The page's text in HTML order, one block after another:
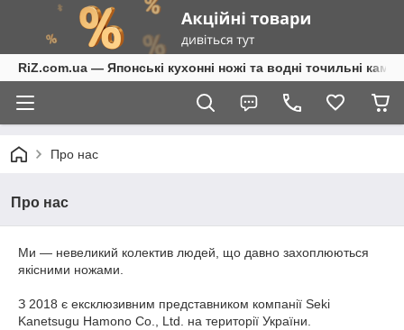
RiZ.com.ua — Японські кухонні ножі та водні точильні
Про нас
Про нас
Ми — невеликий колектив людей, що давно захоплюються
якісними ножами.
З 2018 є ексклюзивним представником компанії Seki
Kanetsugu Hamono Co., Ltd. на території України.